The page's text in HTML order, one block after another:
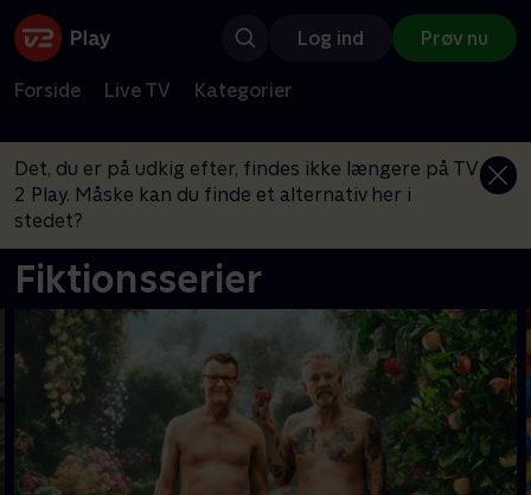
Log ind Prøv nu
Forside Live TV Kategorier
Det, du er på udkig efter, findes ikke længere på TV
2 Play. Måske kan du finde et alternativ her i
stedet?
Fiktionsserier